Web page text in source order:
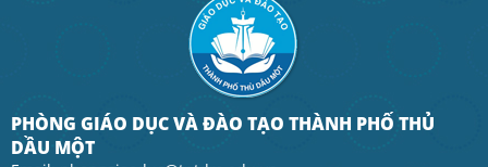
PHÒNG GIÁO DỤC VÀ ĐÀO TẠO THÀNH PHỐ THỦ
DẦU MỘT